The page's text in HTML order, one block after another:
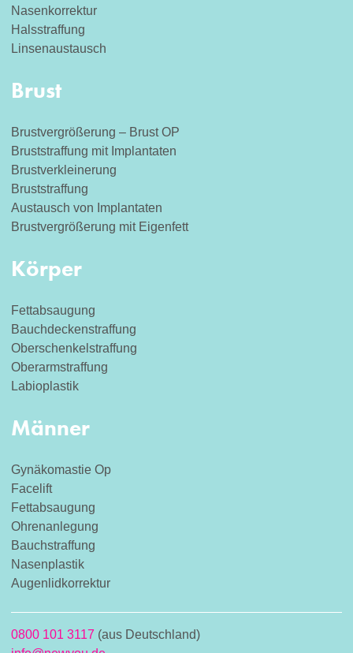
Nasenkorrektur
Halsstraffung
Linsenaustausch
Brust
Brustvergrößerung – Brust OP
Bruststraffung mit Implantaten
Brustverkleinerung
Bruststraffung
Austausch von Implantaten
Brustvergrößerung mit Eigenfett
Körper
Fettabsaugung
Bauchdeckenstraffung
Oberschenkelstraffung
Oberarmstraffung
Labioplastik
Männer
Gynäkomastie Op
Facelift
Fettabsaugung
Ohrenanlegung
Bauchstraffung
Nasenplastik
Augenlidkorrektur
0800 101 3117 (aus Deutschland)